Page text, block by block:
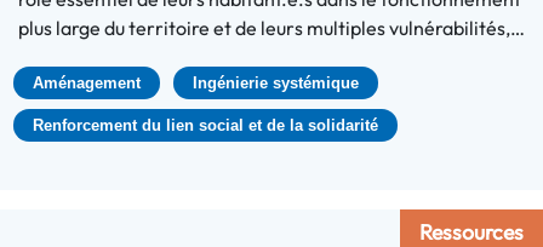
plus large du territoire et de leurs multiples vulnérabilités,…
Aménagement Ingénierie systémique
Renforcement du lien social et de la solidarité
Ressources